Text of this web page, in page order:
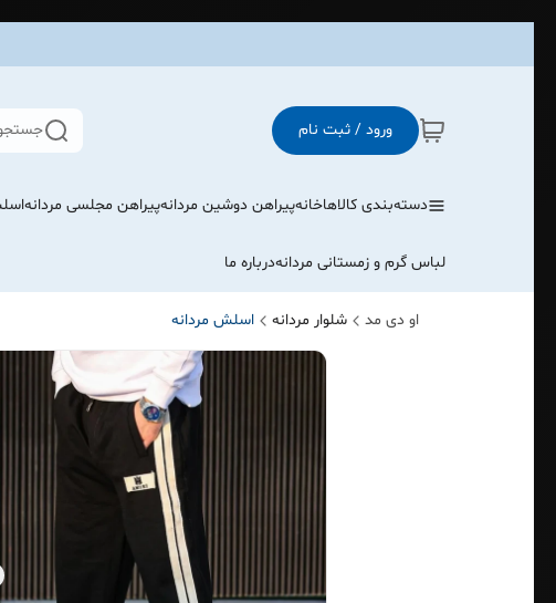
ورود / ثبت نام
دسته‌بندی کالاهاخانهپیراهن دوشین مردانهپیراهن مجلسی مردانه
لباس گرم و زمستانی مردانهدرباره ما
او دی مد شلوار مردانه اسلش مردانه